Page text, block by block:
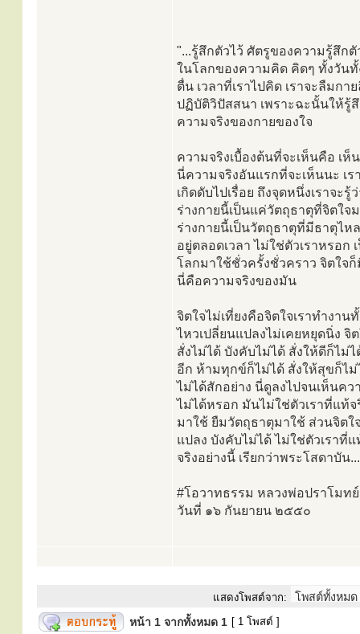
"...รู้สึกตัวไว้ ศัตรูของความรู้สึก
ในโลกของความคิด คิดๆ ทั้งวัน
ตื่น เวลาที่เราไปคิด เราจะลืมกา
ปฏิบัติวิปัสสนา เพราะฉะนั้นให้รู้
ความจริงของกายของใจ
ความจริงเบื้องต้นที่จะเห็นคือ เห็
นี่ความจริงอันแรกที่จะเห็นนะ เร
เกิดดับไปเรื่อย ถึงจุดหนึ่งเราจะรู้
ร่างกายนี้เป็นแค่วัตถุธาตุที่จิตใจ
ร่างกายนี้เป็นวัตถุธาตุที่มีธาตุไห
อยู่ตลอดเวลา ไม่ใช่ตัวเราหรอก
โลกมาใช้ชั่วครั้งชั่วคราว จิตใจ
นี่คือความจริงของมัน
จิตใจไม่เที่ยงคือจิตใจเราทำงาน
ไหวเปลี่ยนแปลงไม่เคยหยุดนิ่ง จิ
สั่งไม่ได้ บังคับไม่ได้ สั่งให้ดีก็ไม่
อีก ห้ามทุกข์ก็ไม่ได้ สั่งให้สุขก็ไ
ไม่ได้สักอย่าง นี่ดูลงไปจนเห็นค
ไม่ได้หรอก มันไม่ใช่ตัวเราที่แท้จ
มาใช้ ยืมวัตถุธาตุมาใช้ ส่วนจิตใ
แปลง บังคับไม่ได้ ไม่ใช่ตัวเราที่
จริงอย่างนี้ เรียกว่าพระโสดาบัน
#โอวาทธรรม หลวงพ่อปราโมท
วันที่ ๑๖ กันยายน ๒๕๕๐
แสดงโพสต์จาก:
หน้า 1 จากทั้งหมด 1 [ 1 โพสต์ ]